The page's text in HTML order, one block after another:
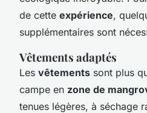
de cette expérience,
supplémentaires sont
Vêtements adaptés
Les vêtements sont plus
campe en zone de
tenues légères, à séchage